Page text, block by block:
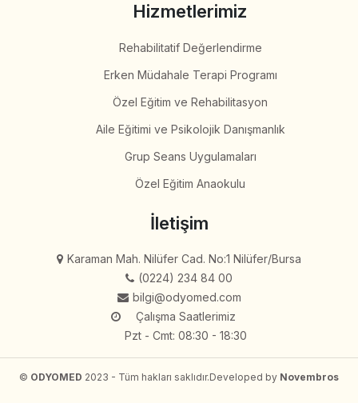
Hizmetlerimiz
Rehabilitatif Değerlendirme
Erken Müdahale Terapi Programı
Özel Eğitim ve Rehabilitasyon
Aile Eğitimi ve Psikolojik Danışmanlık
Grup Seans Uygulamaları
Özel Eğitim Anaokulu
İletişim
Karaman Mah. Nilüfer Cad. No:1 Nilüfer/Bursa
(0224) 234 84 00
bilgi@odyomed.com
Çalışma Saatlerimiz
Pzt - Cmt: 08:30 - 18:30
© ODYOMED 2023 - Tüm hakları saklıdır.Developed by Novembros